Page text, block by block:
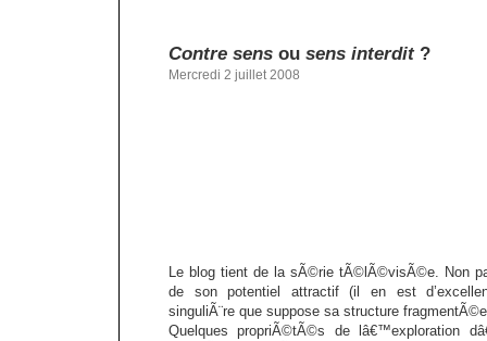
Contre sens ou sens interdit?
Mercredi 2 juillet 2008
Le blog tient de la sÃ©rie tÃ©lÃ©visÃ©e. Non
de son potentiel attractif (il en est
singuliÃ¨re que suppose sa structure
Quelques propriÃ©tÃ©s de lâ€™exploration